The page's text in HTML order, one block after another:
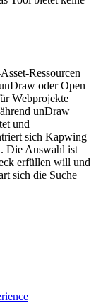
Ressourcen
oder Open
Webprojekte
unDraw
und
sich Kapwing
Die Auswahl ist
erfüllen will und
sich die Suche